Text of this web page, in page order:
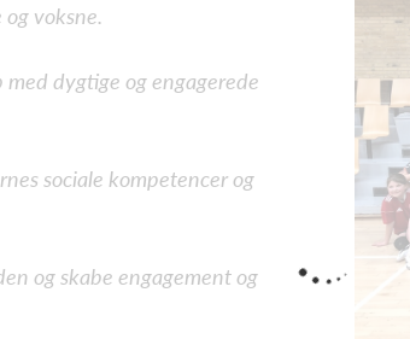
voksne.
dygtige og engagerede
sociale kompetencer og
og skabe engagement og